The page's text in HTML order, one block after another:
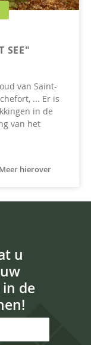
SEE"
van Saint-
... Er is
in de
van het
Meer hierover
u
de